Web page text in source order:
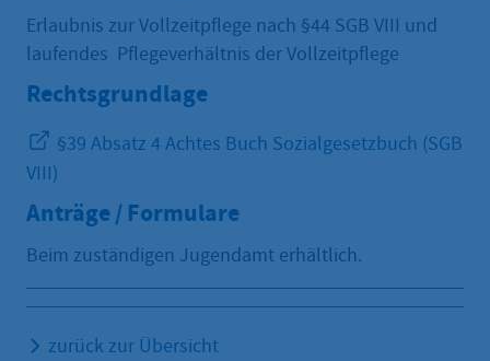
Erlaubnis zur Vollzeitpflege nach §44 SGB VIII und
laufendes Pflegeverhältnis der Vollzeitpflege
Rechtsgrundlage
§39 Absatz 4 Achtes Buch Sozialgesetzbuch (SGB
VIII)
Anträge / Formulare
Beim zuständigen Jugendamt erhältlich.
zurück zur Übersicht